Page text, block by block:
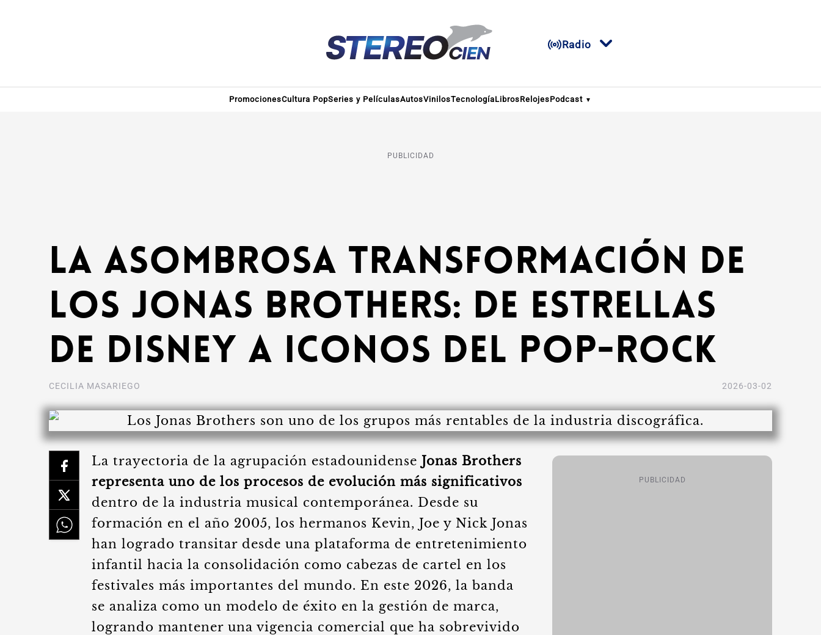
Radio
PromocionesCultura PopSeries y PelículasAutosVinilosTecnologíaLibrosRelojesPodcast
PUBLICIDAD
La asombrosa transformación de
los Jonas Brothers: de estrellas
de Disney a iconos del pop-rock
CECILIA MASARIEGO 2026-03-02
La trayectoria de la agrupación estadounidense Jonas Brothers
representa uno de los procesos de evolución más significativos
dentro de la industria musical contemporánea. Desde su
formación en el año 2005, los hermanos Kevin, Joe y Nick Jonas
han logrado transitar desde una plataforma de entretenimiento
infantil hacia la consolidación como cabezas de cartel en los
festivales más importantes del mundo. En este 2026, la banda
se analiza como un modelo de éxito en la gestión de marca,
logrando mantener una vigencia comercial que ha sobrevivido
PUBLICIDAD